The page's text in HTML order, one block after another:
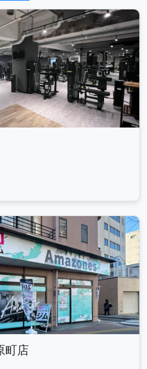
町店